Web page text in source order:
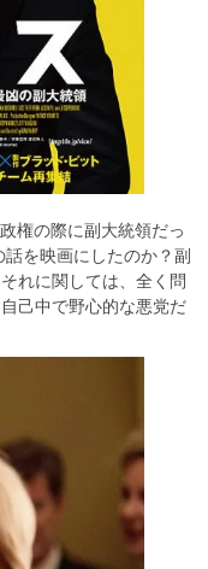
権の際に副大統領だっ
を映画にしたのか？副
れに関しては、全く問
己中で野心的な悪党だ